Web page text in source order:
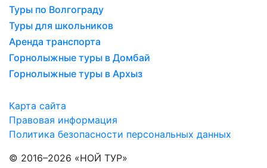
Туры по Волгограду
Туры для школьников
Аренда транспорта
Горнолыжные туры в Домбай
Горнолыжные туры в Архыз
Карта сайта
Правовая информация
Политика безопасности персональных данных
© 2016–2026 «НОЙ ТУР»